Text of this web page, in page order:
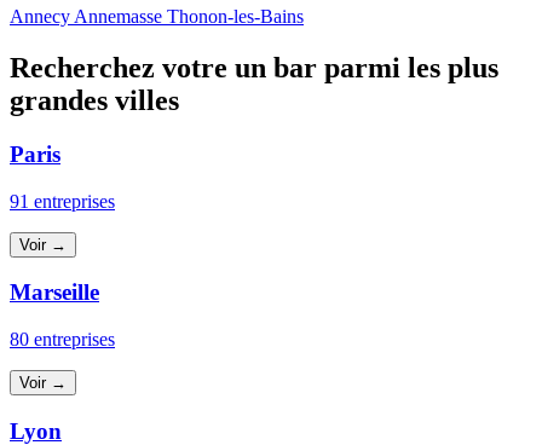
Annecy Annemasse Thonon-les-Bains
Recherchez votre un bar parmi les plus
grandes villes
Paris
91 entreprises
Voir →
Marseille
80 entreprises
Voir →
Lyon